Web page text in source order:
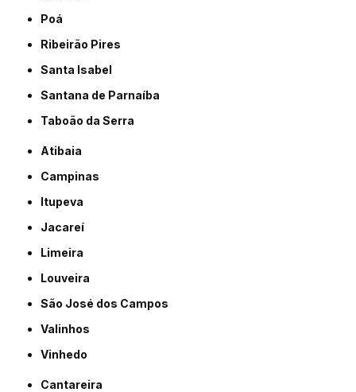
Poá
Ribeirão Pires
Santa Isabel
Santana de Parnaíba
Taboão da Serra
Atibaia
Campinas
Itupeva
Jacareí
Limeira
Louveira
São José dos Campos
Valinhos
Vinhedo
Cantareira